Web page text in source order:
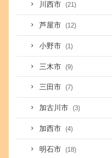
川西市 (21)
芦屋市 (12)
小野市 (1)
三木市 (9)
三田市 (7)
加古川市 (3)
加西市 (4)
明石市 (18)